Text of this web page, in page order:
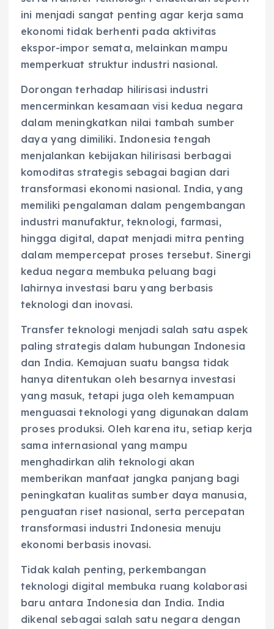
ini menjadi sangat penting agar kerja sama
ekonomi tidak berhenti pada aktivitas
ekspor-impor semata, melainkan mampu
memperkuat struktur industri nasional.
Dorongan terhadap hilirisasi industri
mencerminkan kesamaan visi kedua negara
dalam meningkatkan nilai tambah sumber
daya yang dimiliki. Indonesia tengah
menjalankan kebijakan hilirisasi berbagai
komoditas strategis sebagai bagian dari
transformasi ekonomi nasional. India, yang
memiliki pengalaman dalam pengembangan
industri manufaktur, teknologi, farmasi,
hingga digital, dapat menjadi mitra penting
dalam mempercepat proses tersebut. Sinergi
kedua negara membuka peluang bagi
lahirnya investasi baru yang berbasis
teknologi dan inovasi.
Transfer teknologi menjadi salah satu aspek
paling strategis dalam hubungan Indonesia
dan India. Kemajuan suatu bangsa tidak
hanya ditentukan oleh besarnya investasi
yang masuk, tetapi juga oleh kemampuan
menguasai teknologi yang digunakan dalam
proses produksi. Oleh karena itu, setiap kerja
sama internasional yang mampu
menghadirkan alih teknologi akan
memberikan manfaat jangka panjang bagi
peningkatan kualitas sumber daya manusia,
penguatan riset nasional, serta percepatan
transformasi industri Indonesia menuju
ekonomi berbasis inovasi.
Tidak kalah penting, perkembangan
teknologi digital membuka ruang kolaborasi
baru antara Indonesia dan India. India
dikenal sebagai salah satu negara dengan